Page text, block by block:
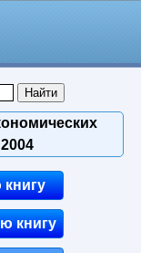
книгу